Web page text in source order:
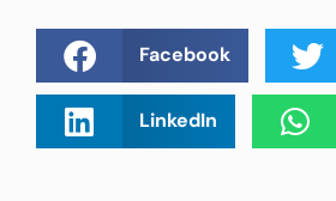
Facebook
LinkedIn